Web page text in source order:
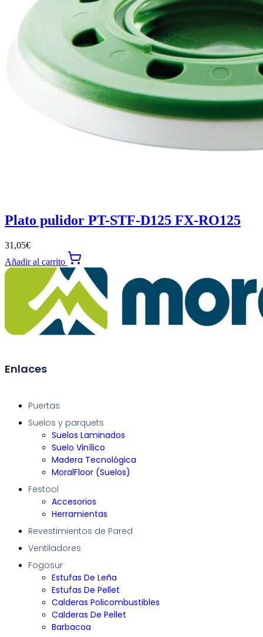
Plato pulidor PT-STF-D125 FX-RO125
31,05€
Añadir al carrito
Enlaces
Puertas
Suelos y parquets
Suelos Laminados
Suelo Vinílico
Madera Tecnológica
MoralFloor (Suelos)
Festool
Accesorios
Herramientas
Revestimientos de Pared
Ventiladores
Fogosur
Estufas De Leña
Estufas De Pellet
Calderas Policombustibles
Calderas De Pellet
Barbacoa